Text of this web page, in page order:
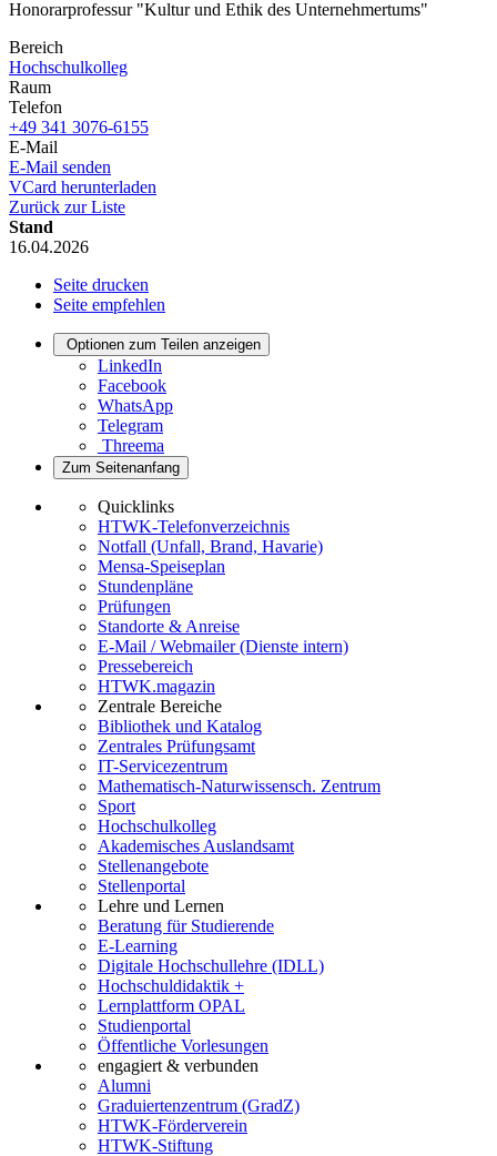
Honorarprofessur "Kultur und Ethik des Unternehmertums"
Bereich
Hochschulkolleg
Raum
Telefon
+49 341 3076-6155
E-Mail
E-Mail senden
VCard herunterladen
Zurück zur Liste
Stand
16.04.2026
Seite drucken
Seite empfehlen
Optionen zum Teilen anzeigen
LinkedIn
Facebook
WhatsApp
Telegram
Threema
Zum Seitenanfang
Quicklinks
HTWK-Telefonverzeichnis
Notfall (Unfall, Brand, Havarie)
Mensa-Speiseplan
Stundenpläne
Prüfungen
Standorte & Anreise
E-Mail / Webmailer (Dienste intern)
Pressebereich
HTWK.magazin
Zentrale Bereiche
Bibliothek und Katalog
Zentrales Prüfungsamt
IT-Servicezentrum
Mathematisch-Naturwissensch. Zentrum
Sport
Hochschulkolleg
Akademisches Auslandsamt
Stellenangebote
Stellenportal
Lehre und Lernen
Beratung für Studierende
E-Learning
Digitale Hochschullehre (IDLL)
Hochschuldidaktik +
Lernplattform OPAL
Studienportal
Öffentliche Vorlesungen
engagiert & verbunden
Alumni
Graduiertenzentrum (GradZ)
HTWK-Förderverein
HTWK-Stiftung